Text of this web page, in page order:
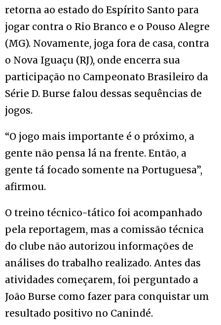
retorna ao estado do Espírito Santo para
jogar contra o Rio Branco e o Pouso Alegre
(MG). Novamente, joga fora de casa, contra
o Nova Iguaçu (RJ), onde encerra sua
participação no Campeonato Brasileiro da
Série D. Burse falou dessas sequências de
jogos.
“O jogo mais importante é o próximo, a
gente não pensa lá na frente. Então, a
gente tá focado somente na Portuguesa”,
afirmou.
O treino técnico-tático foi acompanhado
pela reportagem, mas a comissão técnica
do clube não autorizou informações de
análises do trabalho realizado. Antes das
atividades começarem, foi perguntado a
João Burse como fazer para conquistar um
resultado positivo no Canindé.